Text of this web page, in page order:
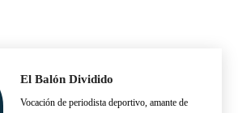
El Balón Dividido
Vocación de periodista deportivo, amante de